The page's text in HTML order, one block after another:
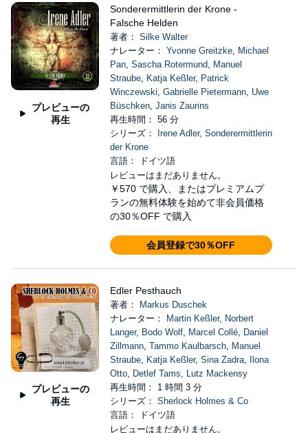
プレビューの
再生
Sonderermittlerin der Krone -
Falsche Helden
著者： Silke Walter
ナレーター： Yvonne Greitzke, Michael
Pan, Sascha Rotermund, Manuel
Straube, Katja Keßler, Patrick
Winczewski, Gabrielle Pietermann, Uwe
Büschken, Janis Zaurins
再生時間： 56 分
シリーズ：
Irene Adler, Sonderermittlerin
der Krone
言語： ドイツ語
レビューはまだありません。
￥570 で購入、またはプレミアムプ
ランの無料体験を始めて非会員価格
の30％OFF で購入
会員登録で30％OFF
プレビューの
再生
Edler Pesthauch
著者：
Markus Duschek
ナレーター：
Martin Keßler, Norbert
Langer, Bodo Wolf, Marcel Collé, Daniel
Zillmann, Tammo Kaulbarsch, Manuel
Straube, Katja Keßler, Sina Zadra,
Ilona
Otto, Detlef Tams, Lutz Mackensy
再生時間： 1 時間 3 分
シリーズ： Sherlock Holmes & Co
言語： ドイツ語
レビューはまだありません。